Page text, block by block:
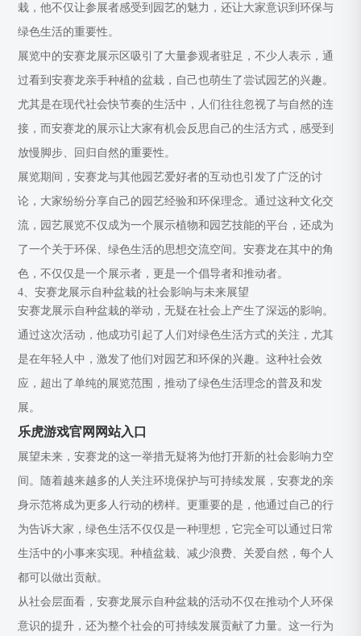
栽，他不仅让参展者感受到园艺的魅力，还让大家意识到环保与
绿色生活的重要性。
展览中的安赛龙展示区吸引了大量参观者驻足，不少人表示，通
过看到安赛龙亲手种植的盆栽，自己也萌生了尝试园艺的兴趣。
尤其是在现代社会快节奏的生活中，人们往往忽视了与自然的连
接，而安赛龙的展示让大家有机会反思自己的生活方式，感受到
放慢脚步、回归自然的重要性。
展览期间，安赛龙与其他园艺爱好者的互动也引发了广泛的讨
论，大家纷纷分享自己的园艺经验和环保理念。通过这种文化交
流，园艺展览不仅成为一个展示植物和园艺技能的平台，还成为
了一个关于环保、绿色生活的思想交流空间。安赛龙在其中的角
色，不仅仅是一个展示者，更是一个倡导者和推动者。
4、安赛龙展示自种盆栽的社会影响与未来展望
安赛龙展示自种盆栽的举动，无疑在社会上产生了深远的影响。
通过这次活动，他成功引起了人们对绿色生活方式的关注，尤其
是在年轻人中，激发了他们对园艺和环保的兴趣。这种社会效
应，超出了单纯的展览范围，推动了绿色生活理念的普及和发
展。
乐虎游戏官网网站入口
展望未来，安赛龙的这一举措无疑将为他打开新的社会影响力空
间。随着越来越多的人关注环境保护与可持续发展，安赛龙的亲
身示范将成为更多人行动的榜样。更重要的是，他通过自己的行
为告诉大家，绿色生活不仅仅是一种理想，它完全可以通过日常
生活中的小事来实现。种植盆栽、减少浪费、关爱自然，每个人
都可以做出贡献。
从社会层面看，安赛龙展示自种盆栽的活动不仅在推动个人环保
意识的提升，还为整个社会的可持续发展贡献了力量。这一行为